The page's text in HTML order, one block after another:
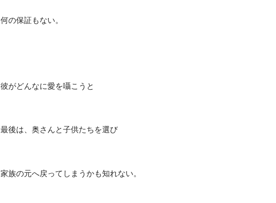
何の保証もない。
彼がどんなに愛を囁こうと
最後は、奥さんと子供たちを選び
家族の元へ戻ってしまうかも知れない。